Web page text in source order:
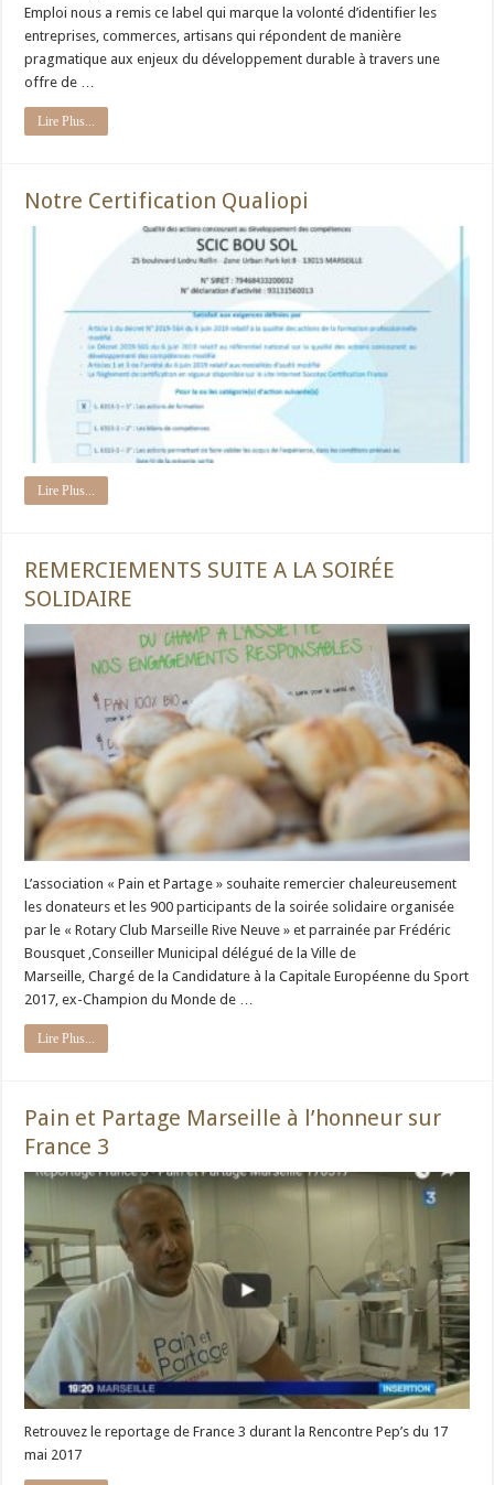
Emploi nous a remis ce label qui marque la volonté d’identifier les
entreprises, commerces, artisans qui répondent de manière
pragmatique aux enjeux du développement durable à travers une
offre de …
Lire Plus...
Notre Certification Qualiopi
Lire Plus...
REMERCIEMENTS SUITE A LA SOIRÉE
SOLIDAIRE
L’association « Pain et Partage » souhaite remercier chaleureusement
les donateurs et les 900 participants de la soirée solidaire organisée
par le « Rotary Club Marseille Rive Neuve » et parrainée par Frédéric
Bousquet ,Conseiller Municipal délégué de la Ville de
Marseille, Chargé de la Candidature à la Capitale Européenne du Sport
2017, ex-Champion du Monde de …
Lire Plus...
Pain et Partage Marseille à l’honneur sur
France 3
Retrouvez le reportage de France 3 durant la Rencontre Pep’s du 17
mai 2017